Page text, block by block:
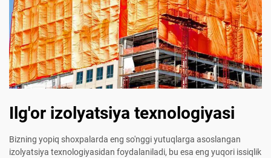
Ilg'or izolyatsiya texnologiyasi
Bizning yopiq shoxpalarda eng so'nggi yutuqlarga asoslangan
izolyatsiya texnologiyasidan foydalaniladi, bu esa eng yuqori issiqlik